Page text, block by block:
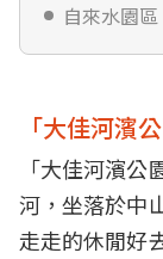
自來水園
「大佳河濱
「大佳河濱
河，坐落於中
走走的休閒好